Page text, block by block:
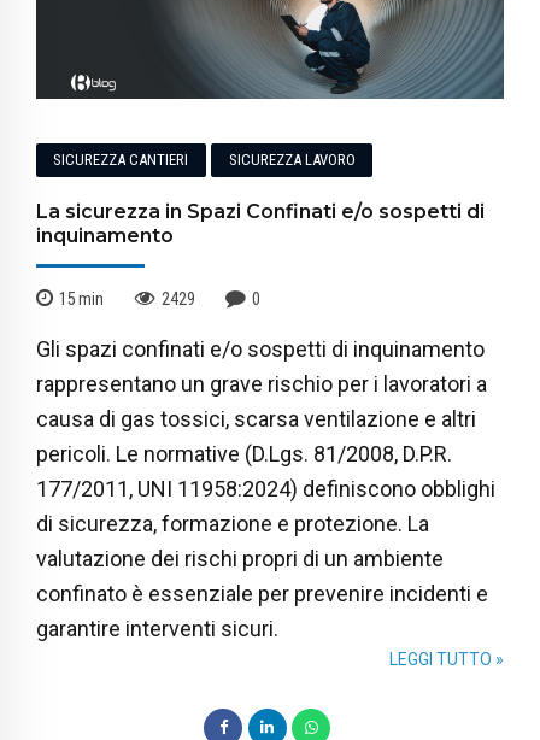
SICUREZZA CANTIERI SICUREZZA LAVORO
La sicurezza in Spazi Confinati e/o sospetti di
inquinamento
15min 2429 0
Gli spazi confinati e/o sospetti di inquinamento
rappresentano un grave rischio per i lavoratori a
causa di gas tossici, scarsa ventilazione e altri
pericoli. Le normative (D.Lgs. 81/2008, D.P.R.
177/2011, UNI 11958:2024) definiscono obblighi
di sicurezza, formazione e protezione. La
valutazione dei rischi propri di un ambiente
confinato è essenziale per prevenire incidenti e
garantire interventi sicuri.
LEGGI TUTTO »